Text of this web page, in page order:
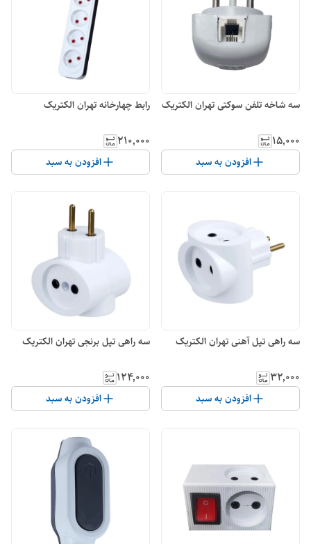
سه شاخه تلفن سوکتی تهران الکتریک
۱۵٬۰۰۰
افزودن به سبد
رابط چهارخانه تهران الکتریک
۲۱۰٬۰۰۰
افزودن به سبد
سه راهی تپل آهنی تهران الکتریک
۳۲٬۰۰۰
افزودن به سبد
سه راهی تپل برنجی تهران الکتریک
۱۲۴٬۰۰۰
افزودن به سبد